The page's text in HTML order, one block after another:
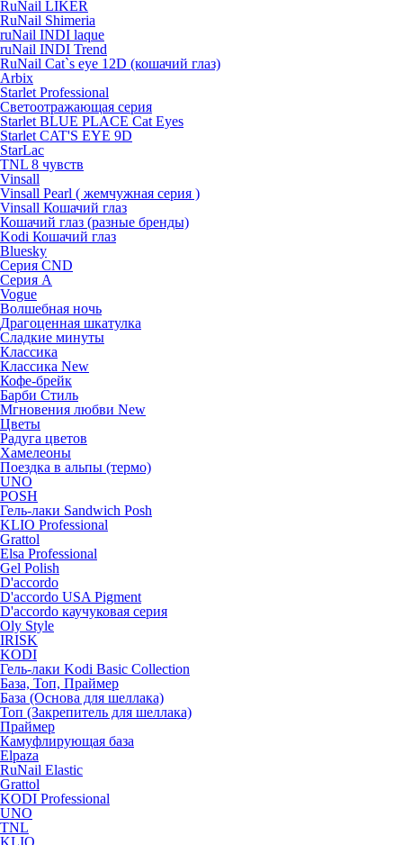
RuNail LIKER
RuNail Shimeria
ruNail INDI laque
ruNail INDI Trend
RuNail Cat`s eye 12D (кошачий глаз)
Arbix
Starlet Professional
Светоотражающая серия
Starlet BLUE PLACE Cat Eyes
Starlet CAT'S EYE 9D
StarLac
TNL 8 чувств
Vinsall
Vinsall Pearl ( жемчужная серия )
Vinsall Кошачий глаз
Кошачий глаз (разные бренды)
Kodi Кошачий глаз
Bluesky
Серия CND
Серия А
Vogue
Волшебная ночь
Драгоценная шкатулка
Сладкие минуты
Классика
Классика New
Кофе-брейк
Барби Стиль
Мгновения любви New
Цветы
Радуга цветов
Хамелеоны
Поездка в альпы (термо)
UNO
POSH
Гель-лаки Sandwich Posh
KLIO Professional
Grattol
Elsa Professional
Gel Polish
D'accordo
D'accordo USA Pigment
D'accordo каучуковая серия
Oly Style
IRISK
KODI
Гель-лаки Kodi Basic Collection
База, Топ, Праймер
База (Основа для шеллака)
Топ (Закрепитель для шеллака)
Праймер
Камуфлирующая база
Elpaza
RuNail Elastic
Grattol
KODI Professional
UNO
TNL
KLIO